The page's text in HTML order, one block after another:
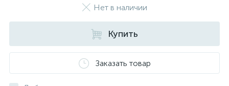
Нет в наличии
Купить
Заказать товар